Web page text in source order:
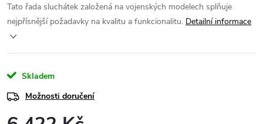
Tato řada sluchátek založená na vojenských modelech splňuje
nejpřísnější požadavky na kvalitu a funkcionalitu. Detailní informace
Skladem
Možnosti doručení